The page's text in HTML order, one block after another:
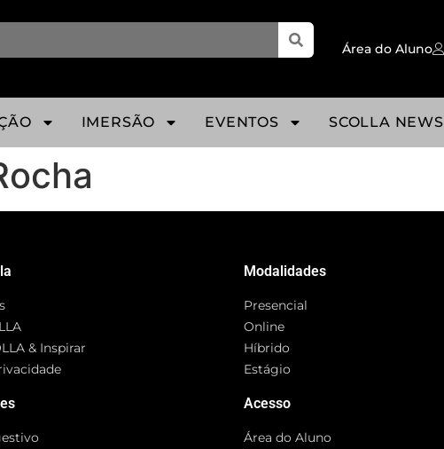
Área do Aluno
IMERSÃO EVENTOS SCOLLA NEWS
& Inspirar
Modalidades
Presencial
Online
Híbrido
Estágio
Acesso
Área do Aluno